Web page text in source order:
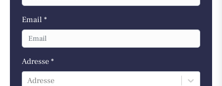
Email *
Adresse *
Adresse